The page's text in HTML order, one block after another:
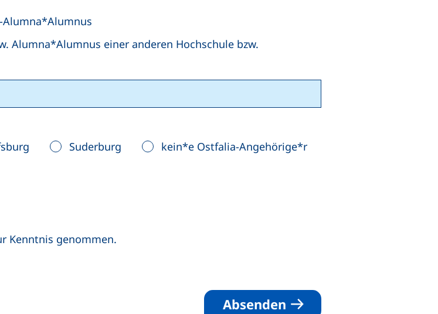
Alumna*Alumnus einer anderen Hochschule bzw.
Suderburg kein*e Ostfalia-Angehörige*r
der folgenden Felder ist erforderlich)
Kenntnis genommen.
Absenden